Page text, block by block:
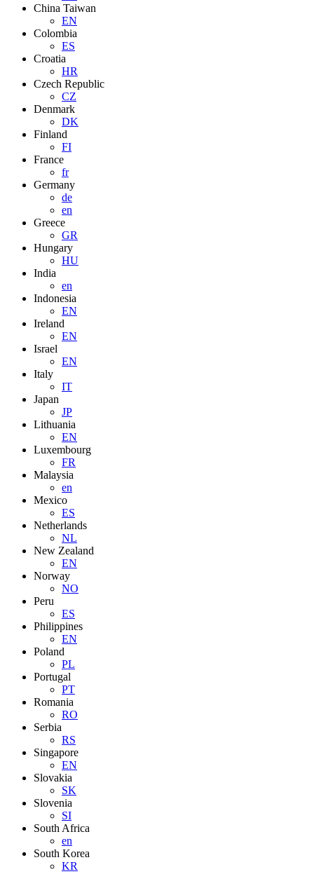
China Taiwan
EN
Colombia
ES
Croatia
HR
Czech Republic
CZ
Denmark
DK
Finland
FI
France
fr
Germany
de
en
Greece
GR
Hungary
HU
India
en
Indonesia
EN
Ireland
EN
Israel
EN
Italy
IT
Japan
JP
Lithuania
EN
Luxembourg
FR
Malaysia
en
Mexico
ES
Netherlands
NL
New Zealand
EN
Norway
NO
Peru
ES
Philippines
EN
Poland
PL
Portugal
PT
Romania
RO
Serbia
RS
Singapore
EN
Slovakia
SK
Slovenia
SI
South Africa
en
South Korea
KR